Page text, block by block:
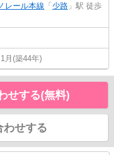
レール本線 「 少路 」駅 徒歩
月(築44年)
せする(無料)
わせする